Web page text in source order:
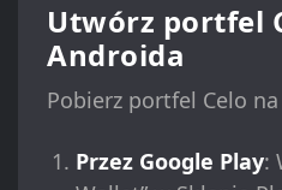
Utwórz portfel
Androida
Pobierz portfel Celo
Przez Google Play: